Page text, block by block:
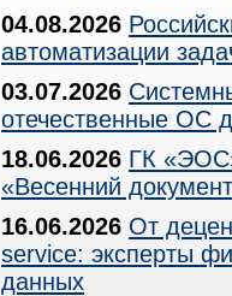
04.08.2026
автоматизации
03.07.2026
отечественные ОС
18.06.2026 ГК
«Весенний
16.06.2026 От
service: эксперты
данных